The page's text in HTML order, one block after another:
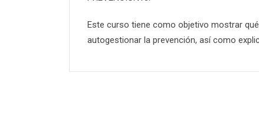
Este curso tiene como objetivo mostrar
autogestionar la prevención, así como